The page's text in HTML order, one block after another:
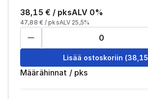
38,15 € / pksALV 0%
47,88 € / pksALV 25,5%
Lisää ostoskoriin (38,15
Määrähinnat / pks